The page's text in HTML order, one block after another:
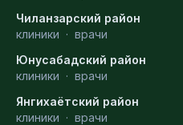
Чиланзарский район
клиники · врачи
Юнусабадский район
клиники · врачи
Янгихаётский район
клиники · врачи